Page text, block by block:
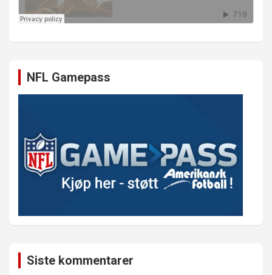
NFL Gamepass
Siste kommentarer